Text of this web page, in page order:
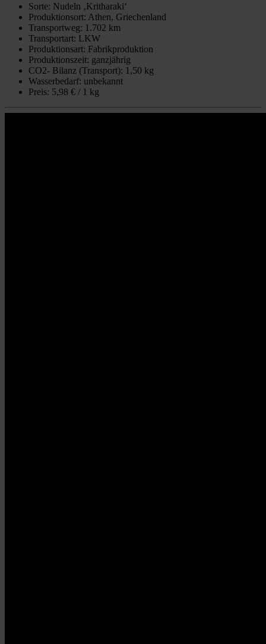
Sorte: Nudeln ‚Kritharaki‘
Produktionsort: Athen, Griechenland
Transportweg: 1.702 km
Transportart: LKW
Produktionsart: Fabrikproduktion
Produktionszeit: ganzjährig
CO2- Bilanz (Transport): 1,50 kg
Wasserbedarf: unbekannt
Preis: 5,98 € / 1 kg